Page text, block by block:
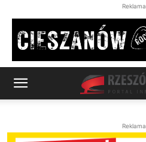
Reklama
Reklama